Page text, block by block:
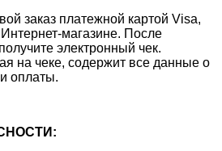
заказ платежной картой Visa,
магазине. После
электронный чек.
на чеке, содержит все данные о
оплаты.